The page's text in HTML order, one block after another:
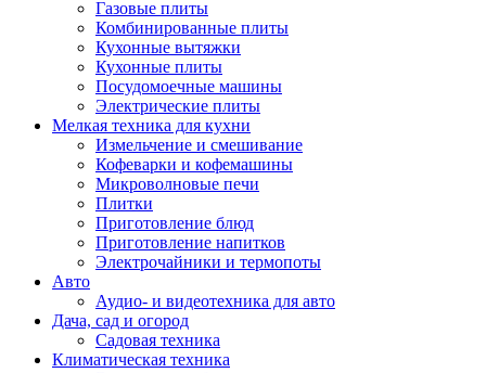
Газовые плиты
Комбинированные плиты
Кухонные вытяжки
Кухонные плиты
Посудомоечные машины
Электрические плиты
Мелкая техника для кухни
Измельчение и смешивание
Кофеварки и кофемашины
Микроволновые печи
Плитки
Приготовление блюд
Приготовление напитков
Электрочайники и термопоты
Авто
Аудио- и видеотехника для авто
Дача, сад и огород
Садовая техника
Климатическая техника